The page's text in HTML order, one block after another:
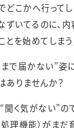
どこかへ行ってし
ずいてるのに、
とを始めてしまう
で届かない”姿に
ありませんか？
聞く気がない”の
理機能）がまだ